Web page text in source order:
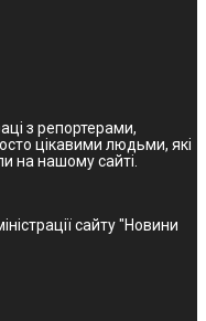
з репортерами,
цікавими людьми, які
на нашому сайті.
сайту "Новини